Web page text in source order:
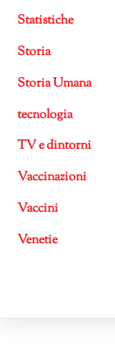
Statistiche
Storia
Storia Umana
tecnologia
TV e dintorni
Vaccinazioni
Vaccini
Venetie